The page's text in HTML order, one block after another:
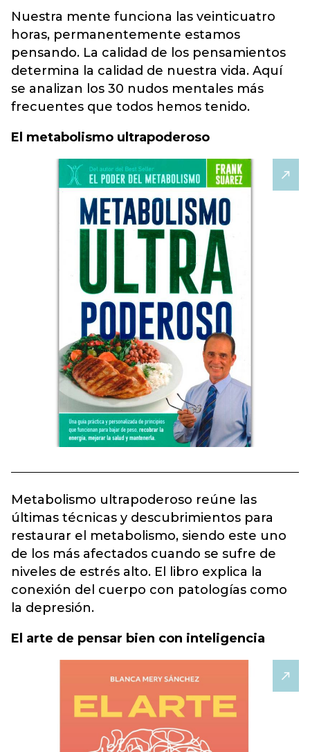
Nuestra mente funciona las veinticuatro
horas, permanentemente estamos
pensando. La calidad de los pensamientos
determina la calidad de nuestra vida. Aquí
se analizan los 30 nudos mentales más
frecuentes que todos hemos tenido.
El metabolismo ultrapoderoso
Metabolismo ultrapoderoso reúne las
últimas técnicas y descubrimientos para
restaurar el metabolismo, siendo este uno
de los más afectados cuando se sufre de
niveles de estrés alto. El libro explica la
conexión del cuerpo con patologías como
la depresión.
El arte de pensar bien con inteligencia